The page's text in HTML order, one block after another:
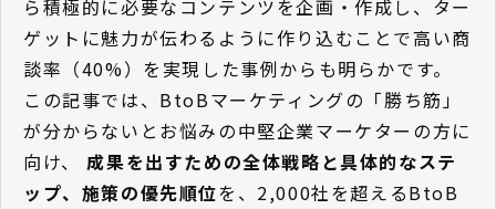
ら積極的に必要なコンテンツを企画・作成し、ター
ゲットに魅力が伝わるように作り込むことで高い商
談率（40%）を実現した事例からも明らかです。
この記事では、BtoBマーケティングの「勝ち筋」
が分からないとお悩みの中堅企業マーケターの方に
向け、成果を出すための全体戦略と具体的なステ
ップ、施策の優先順位を、2,000社を超えるBtoB